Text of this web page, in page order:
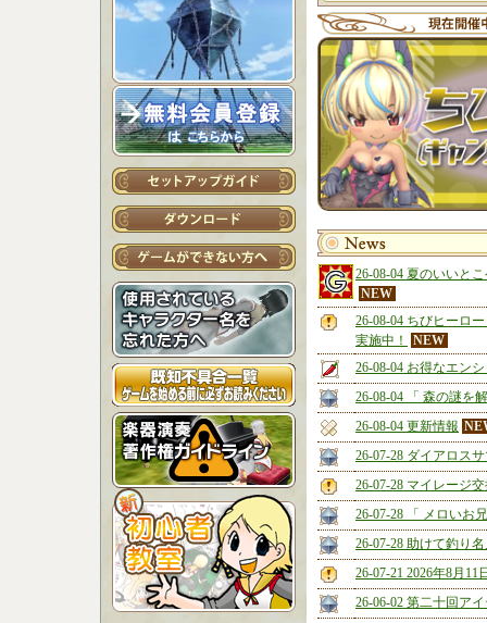
26-08-04 夏のいいと
NEW
26-08-04 ちびヒーロ
実施中！
NEW
26-08-04 お得なエン
26-08-04 「 森の謎を
26-08-04 更新情報
26-07-28 ダイアロス
26-07-28 マイレージ
26-07-28 「 メロいお
26-07-28 助けて釣り
26-07-21 2026年8月
26-06-02 第二十回ア